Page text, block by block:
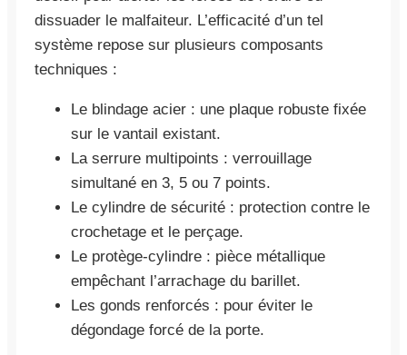
dissuader le malfaiteur. L’efficacité d’un tel
système repose sur plusieurs composants
techniques :
Le blindage acier : une plaque robuste fixée
sur le vantail existant.
La serrure multipoints : verrouillage
simultané en 3, 5 ou 7 points.
Le cylindre de sécurité : protection contre le
crochetage et le perçage.
Le protège-cylindre : pièce métallique
empêchant l’arrachage du barillet.
Les gonds renforcés : pour éviter le
dégondage forcé de la porte.